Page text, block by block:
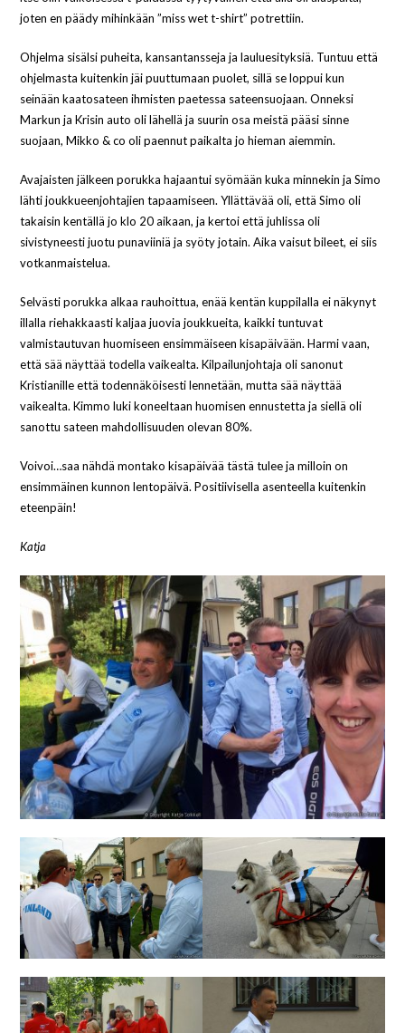
joten en päädy mihinkään ”miss wet t-shirt” potrettiin.
Ohjelma sisälsi puheita, kansantansseja ja lauluesityksiä. Tuntuu että
ohjelmasta kuitenkin jäi puuttumaan puolet, sillä se loppui kun
seinään kaatosateen ihmisten paetessa sateensuojaan. Onneksi
Markun ja Krisin auto oli lähellä ja suurin osa meistä pääsi sinne
suojaan, Mikko & co oli paennut paikalta jo hieman aiemmin.
Avajaisten jälkeen porukka hajaantui syömään kuka minnekin ja Simo
lähti joukkueenjohtajien tapaamiseen. Yllättävää oli, että Simo oli
takaisin kentällä jo klo 20 aikaan, ja kertoi että juhlissa oli
sivistyneesti juotu punaviiniä ja syöty jotain. Aika vaisut bileet, ei siis
votkanmaistelua.
Selvästi porukka alkaa rauhoittua, enää kentän kuppilalla ei näkynyt
illalla riehakkaasti kaljaa juovia joukkueita, kaikki tuntuvat
valmistautuvan huomiseen ensimmäiseen kisapäivään. Harmi vaan,
että sää näyttää todella vaikealta. Kilpailunjohtaja oli sanonut
Kristianille että todennäköisesti lennetään, mutta sää näyttää
vaikealta. Kimmo luki koneeltaan huomisen ennustetta ja siellä oli
sanottu sateen mahdollisuuden olevan 80%.
Voivoi…saa nähdä montako kisapäivää tästä tulee ja milloin on
ensimmäinen kunnon lentopäivä. Positiivisella asenteella kuitenkin
eteenpäin!
Katja